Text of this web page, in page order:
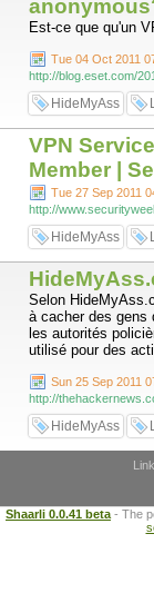
Est-ce que qu'un
Tue 04 Oct 2011
http://blog.eset.com/
HideMyAss
VPN
Member |
Tue 27 Sep 2011
http://
HideMyAss
Selon
à cacher des gens
les autorités
utilisé pour des
Sun 25 Sep 2011
http://
HideMyAss
Shaarli 0.0.41 beta - The